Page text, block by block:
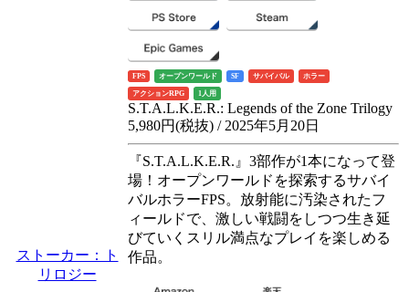
ストーカー：ト
リロジー
FPS オープンワールド SF サバイバル ホラー
アクションRPG 1人用
S.T.A.L.K.E.R.: Legends of the Zone Trilogy
5,980円(税抜) / 2025年5月20日
『S.T.A.L.K.E.R.』3部作が1本になって登
場！オープンワールドを探索するサバイ
バルホラーFPS。放射能に汚染されたフ
ィールドで、激しい戦闘をしつつ生き延
びていくスリル満点なプレイを楽しめる
作品。